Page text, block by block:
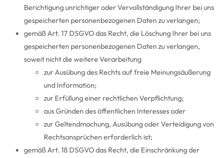
Berichtigung unrichtiger oder Vervollständigung Ihrer bei uns
gespeicherten personenbezogenen Daten zu verlangen;
gemäß Art. 17 DSGVO das Recht, die Löschung Ihrer bei uns
gespeicherten personenbezogenen Daten zu verlangen,
soweit nicht die weitere Verarbeitung
zur Ausübung des Rechts auf freie Meinungsäußerung
und Information;
zur Erfüllung einer rechtlichen Verpflichtung;
aus Gründen des öffentlichen Interesses oder
zur Geltendmachung, Ausübung oder Verteidigung von
Rechtsansprüchen erforderlich ist;
gemäß Art. 18 DSGVO das Recht, die Einschränkung der